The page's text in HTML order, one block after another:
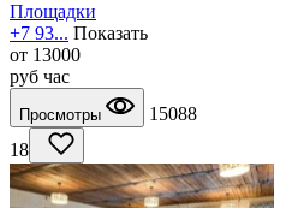
Площадки
+7 93... Показать
от 13000
руб час
Просмотры
15088
18